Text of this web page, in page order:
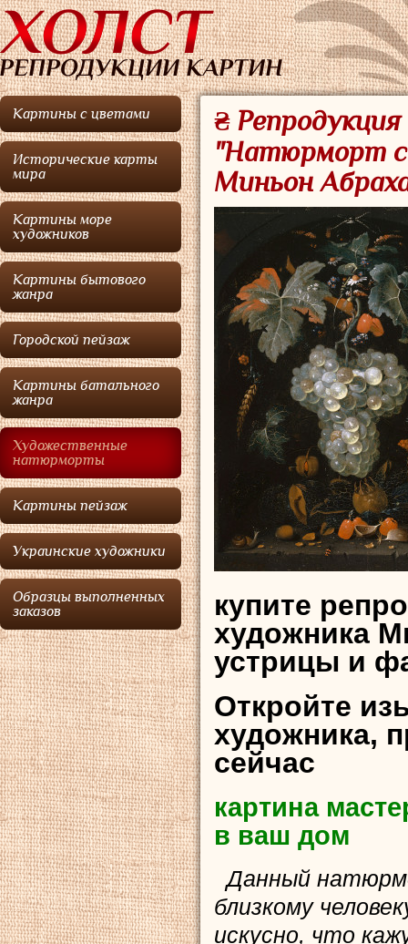
Картины с цветами
Исторические карты
мира
Картины море
художников
Картины бытового
жанра
Городской пейзаж
Картины батального
жанра
Художественные
натюрморты
Картины пейзаж
Украинские художники
Образцы выполненных
заказов
₴
"Натюрморт с
Миньон
купите
художника
устрицы и
Откройте
художника,
сейчас
картина
в ваш дом
Данный
близкому
искусно, что